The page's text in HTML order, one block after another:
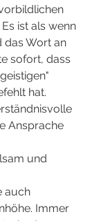
ist als wenn
das Wort an
sofort, dass
hat.
Ansprache
und
auch
Immer